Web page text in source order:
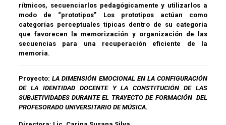
rítmicos, secuenciarlos pedagógicamente y utilizarlos a
modo de “prototipos” Los prototipos actúan como
categorías perceptuales típicas dentro de su categoría
que favorecen la memorización y organización de las
secuencias para una recuperación eficiente de la
memoria.
Proyecto:LA DIMENSIÓN EMOCIONAL EN LA CONFIGURACIÓN
DE LA IDENTIDAD DOCENTE Y LA CONSTITUCIÓN DE LAS
SUBJETIVIDADES DURANTE EL TRAYECTO DE FORMACIÓN DEL
PROFESORADO UNIVERSITARIO DE MÚSICA.